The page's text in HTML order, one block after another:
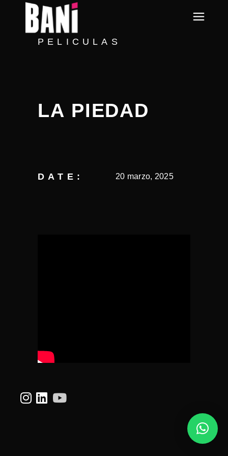
PELICULAS
LA PIEDAD
DATE: 20 marzo, 2025